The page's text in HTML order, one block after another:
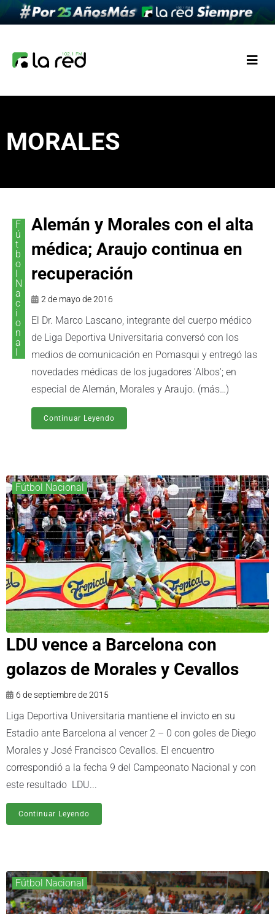
MORALES
F
ú
t
b
o
N
a
c
i
o
n
a
Alemán y Morales con el alta
médica; Araujo continua en
recuperación
2 de mayo de 2016
El Dr. Marco Lascano, integrante del cuerpo médico
de Liga Deportiva Universitaria conversó con los
medios de comunicación en Pomasqui y entregó las
novedades médicas de los jugadores 'Albos'; en
especial de Alemán, Morales y Araujo. (más…)
Continuar Leyendo
Fútbol Nacional
LDU vence a Barcelona con
golazos de Morales y Cevallos
6 de septiembre de 2015
Liga Deportiva Universitaria mantiene el invicto en su
Estadio ante Barcelona al vencer 2 – 0 con goles de Diego
Morales y José Francisco Cevallos. El encuentro
correspondió a la fecha 9 del Campeonato Nacional y con
este resultado LDU...
Continuar Leyendo
Fútbol Nacional